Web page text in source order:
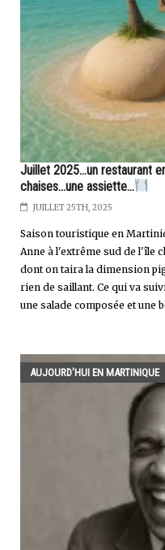
Juillet 2025...un restaurant
chaises...une assiette...
JUILLET 25TH, 2025
Saison touristique en
Anne à l'extrême sud de l'île
dont on taira la dimension
rien de saillant. Ce qui va
une salade composée et une
AUJOURD'HUI EN MARTINIQUE